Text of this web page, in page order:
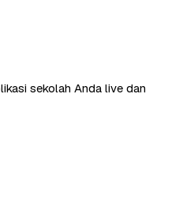
sekolah Anda live dan